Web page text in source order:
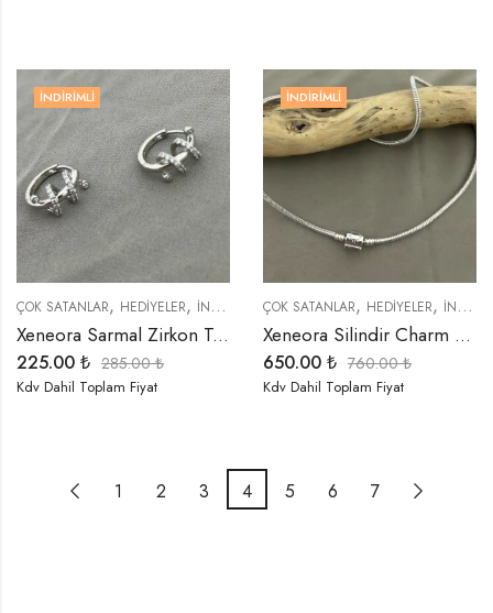
İNDIRIMLI
ÇOK SATANLAR, HEDIYELER, İNDIRIMLI ÜRÜNLER ,KÜPELER,ÖZEL SERİLER ,
Xeneora Sarmal Zirkon Taşlı Halka Küpe
225.00 ₺ 285.00₺
Kdv Dahil Toplam Fiyat
İNDIRIMLI
ÇOK SATANLAR, HEDIYELER, İNDIRIMLI ÜRÜNLER
Xeneora Silindir Charm Pan-Dora Kolye
650.00 ₺ 760.00₺
Kdv Dahil Toplam Fiyat
1 2 3 4 5 6 7